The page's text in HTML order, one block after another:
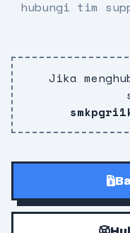
hubungi tim
Jika